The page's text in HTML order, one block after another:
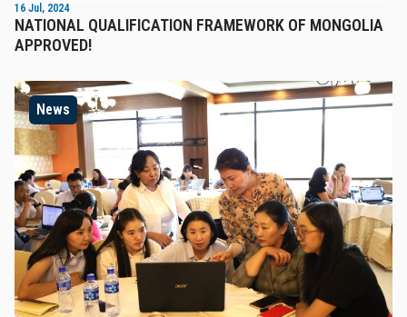
16 Jul, 2024
NATIONAL QUALIFICATION FRAMEWORK OF MONGOLIA
APPROVED!
News